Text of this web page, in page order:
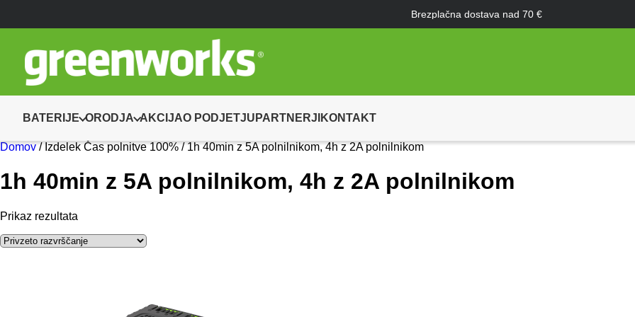
Brezplačna dostava nad 70 €
BATERIJE ORODJA AKCIJAO PODJETJU PARTNERJI KONTAKT
Domov/ Izdelek Čas polnitve 100% / 1h 40min z 5A polnilnikom, 4h z 2A polnilnikom
1h 40min z 5A polnilnikom, 4h z 2A polnilnikom
Prikaz rezultata